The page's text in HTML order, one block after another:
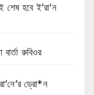
শেষ হবে ই’রা’ন
রুবিওর
ড্রো*ন